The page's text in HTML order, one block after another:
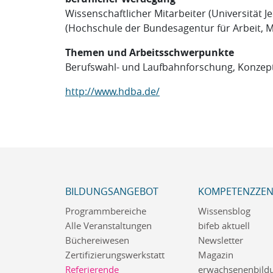
Wissenschaftlicher Mitarbeiter (Universität
(Hochschule der Bundesagentur für Arbeit,
Themen und Arbeitsschwerpunkte
Berufswahl- und Laufbahnforschung,
http://www.hdba.de/
BILDUNGSANGEBOT
Programmbereiche
Alle Veranstaltungen
Büchereiwesen
Zertifizierungswerkstatt
Referierende
Wissensblog
bifeb aktuell
Newsletter
Magazin